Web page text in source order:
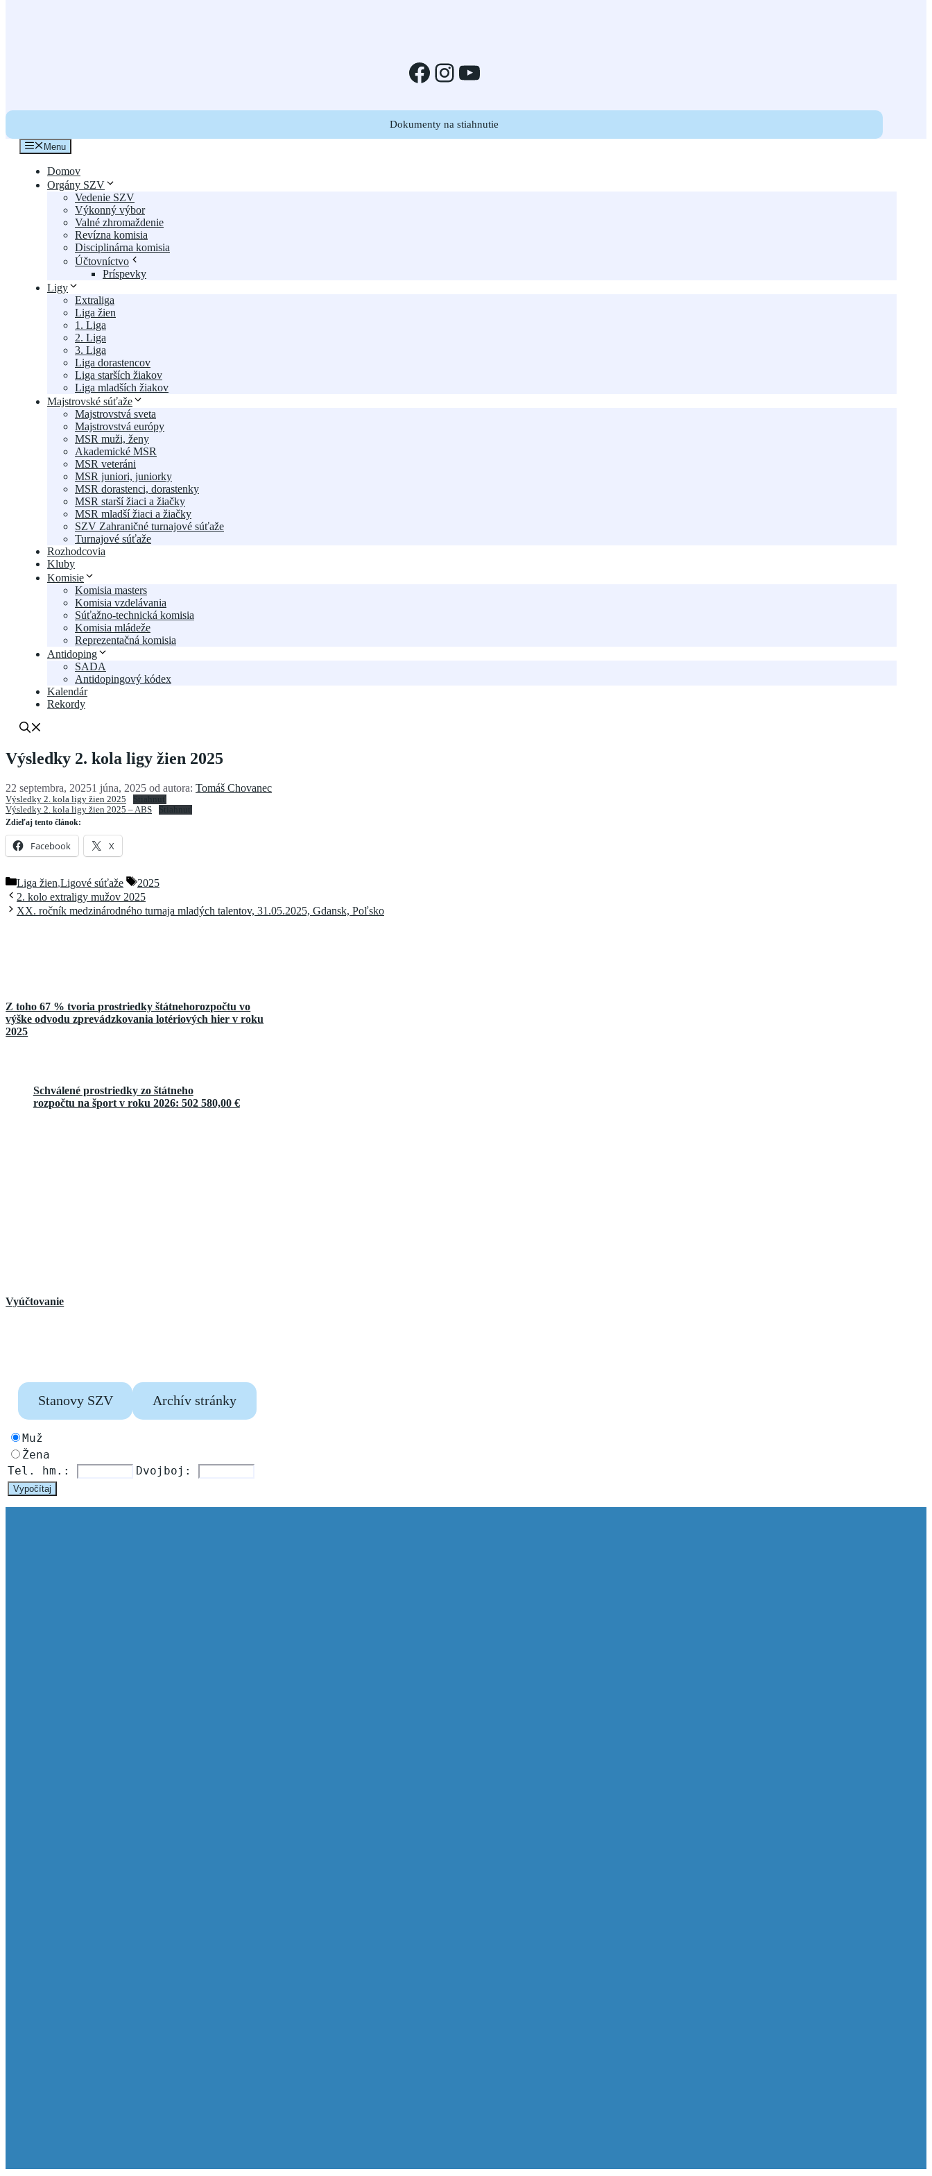
Facebook
Instagram
YouTube
Dokumenty na stiahnutie
Menu
Domov
Orgány SZV
Vedenie SZV
Výkonný výbor
Valné zhromaždenie
Revízna komisia
Disciplinárna komisia
Účtovníctvo
Príspevky
Ligy
Extraliga
Liga žien
1. Liga
2. Liga
3. Liga
Liga dorastencov
Liga starších žiakov
Liga mladších žiakov
Majstrovské súťaže
Majstrovstvá sveta
Majstrovstvá európy
MSR muži, ženy
Akademické MSR
MSR veteráni
MSR juniori, juniorky
MSR dorastenci, dorastenky
MSR starší žiaci a žiačky
MSR mladší žiaci a žiačky
SZV Zahraničné turnajové súťaže
Turnajové súťaže
Rozhodcovia
Kluby
Komisie
Komisia masters
Komisia vzdelávania
Súťažno-technická komisia
Komisia mládeže
Reprezentačná komisia
Antidoping
SADA
Antidopingový kódex
Kalendár
Rekordy
Výsledky 2. kola ligy žien 2025
22 septembra, 20251 júna, 2025 od autora: Tomáš Chovanec
Výsledky 2. kola ligy žien 2025
Stiahnuť
Výsledky 2. kola ligy žien 2025 – ABS
Stiahnuť
Zdieľaj tento článok:
Facebook X
Kategórie
Liga žien,Ligové súťaže Značky
2025
2. kolo extraligy mužov 2025
XX. ročník medzinárodného turnaja mladých talentov, 31.05.2025, Gdansk, Poľsko
Z toho 67 % tvoria prostriedky štátnehorozpočtu vo
výške odvodu zprevádzkovania lotériových hier v roku
2025
Schválené prostriedky zo štátneho
rozpočtu na šport v roku 2026: 502 580,00 €
Vyúčtovanie
Stanovy SZV Archív stránky
Muž
Žena
Tel. hm.:
Dvojboj: